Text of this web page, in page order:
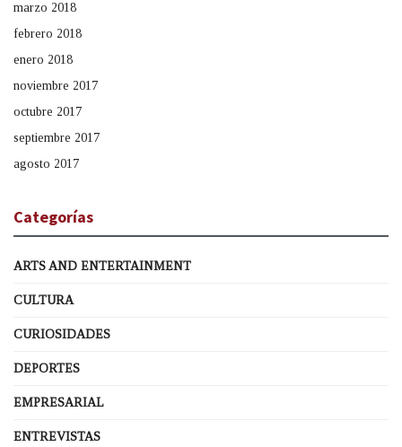
marzo 2018
febrero 2018
enero 2018
noviembre 2017
octubre 2017
septiembre 2017
agosto 2017
Categorías
ARTS AND ENTERTAINMENT
CULTURA
CURIOSIDADES
DEPORTES
EMPRESARIAL
ENTREVISTAS